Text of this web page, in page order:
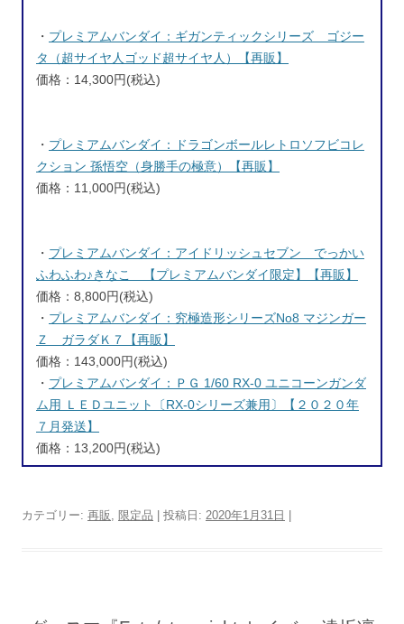
・ プレミアムバンダイ：ギガンティックシリーズ ゴジー
タ（超サイヤ人ゴッド超サイヤ人）【再販】
価格：14,300円(税込)
・ プレミアムバンダイ：ドラゴンボールレトロソフビコレ
クション 孫悟空（身勝手の極意）【再販】
価格：11,000円(税込)
・ プレミアムバンダイ：アイドリッシュセブン でっかい
ふわふわ♪きなこ 【プレミアムバンダイ限定】【再販】
価格：8,800円(税込)
・ プレミアムバンダイ：究極造形シリーズNo8 マジンガー
Ｚ ガラダＫ７【再販】
価格：143,000円(税込)
・ プレミアムバンダイ：ＰＧ 1/60 RX-0 ユニコーンガンダ
ム用 ＬＥＤユニット〔RX-0シリーズ兼用〕【２０２０年
７月発送】
価格：13,200円(税込)
カテゴリー: 再販 , 限定品 | 投稿日: 2020年1月31日